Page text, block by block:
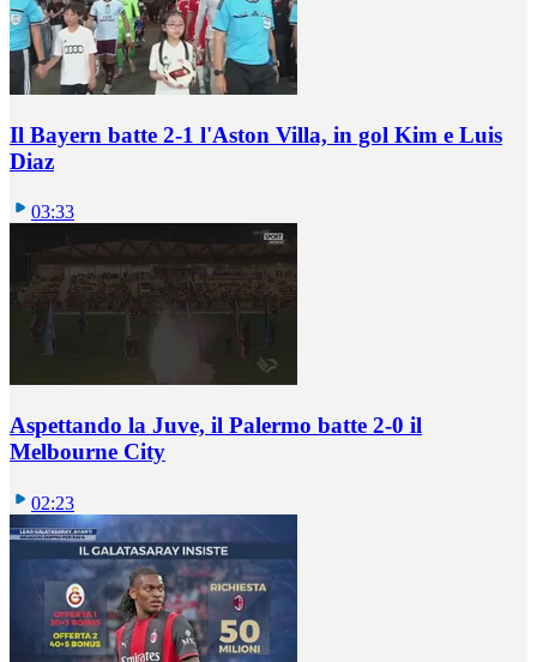
Il Bayern batte 2-1 l'Aston Villa, in gol Kim e Luis
Diaz
03:33
Aspettando la Juve, il Palermo batte 2-0 il
Melbourne City
02:23